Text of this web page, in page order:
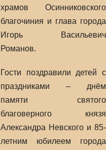
храмов Осинниковского
благочиния и глава города
Игорь Васильевич
Романов.
Гости поздравили детей с
праздниками – днём
памяти святого
благоверного князя
Александра Невского и 85-
летним юбилеем города